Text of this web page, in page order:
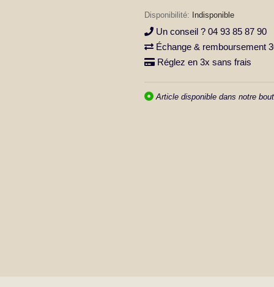
Indisponible
Un conseil ? 04 93 85 87 90
Échange & remboursement
Réglez en 3x sans frais
Article disponible dans notre